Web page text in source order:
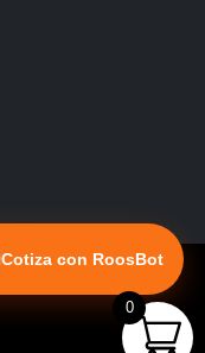
Cotiza con RoosBot
0